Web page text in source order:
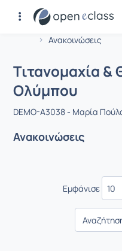
Αρχική Σελίδα
Ανακοινώσεις
Μάθημα :
Τιτανομαχία &
Ολύμπου
DEMO-A3038 - Μαρία
Ανακοινώσεις
Εμφάνισε